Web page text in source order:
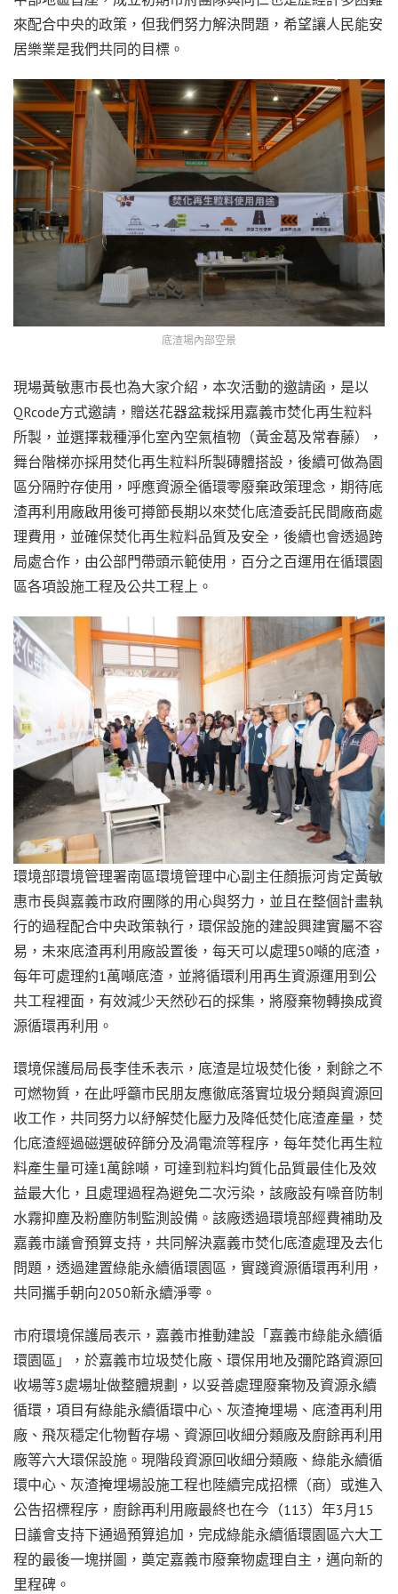
來配合中央的政策，但我們努力解決問題，希望讓人民能安
居樂業是我們共同的目標。
底渣場內部空景
現場黃敏惠市長也為大家介紹，本次活動的邀請函，是以
QRcode方式邀請，贈送花器盆栽採用嘉義市焚化再生粒料
所製，並選擇栽種淨化室內空氣植物（黃金葛及常春藤），
舞台階梯亦採用焚化再生粒料所製磚體搭設，後續可做為園
區分隔貯存使用，呼應資源全循環零廢棄政策理念，期待底
渣再利用廠啟用後可撙節長期以來焚化底渣委託民間廠商處
理費用，並確保焚化再生粒料品質及安全，後續也會透過跨
局處合作，由公部門帶頭示範使用，百分之百運用在循環園
區各項設施工程及公共工程上。
環境部環境管理署南區環境管理中心副主任顏振河肯定黃敏
惠市長與嘉義市政府團隊的用心與努力，並且在整個計畫執
行的過程配合中央政策執行，環保設施的建設興建實屬不容
易，未來底渣再利用廠設置後，每天可以處理50噸的底渣，
每年可處理約1萬噸底渣，並將循環利用再生資源運用到公
共工程裡面，有效減少天然砂石的採集，將廢棄物轉換成資
源循環再利用。
環境保護局局長李佳禾表示，底渣是垃圾焚化後，剩餘之不
可燃物質，在此呼籲市民朋友應徹底落實垃圾分類與資源回
收工作，共同努力以紓解焚化壓力及降低焚化底渣產量，焚
化底渣經過磁選破碎篩分及渦電流等程序，每年焚化再生粒
料產生量可達1萬餘噸，可達到粒料均質化品質最佳化及效
益最大化，且處理過程為避免二次污染，該廠設有噪音防制
水霧抑塵及粉塵防制監測設備。該廠透過環境部經費補助及
嘉義市議會預算支持，共同解決嘉義市焚化底渣處理及去化
問題，透過建置綠能永續循環園區，實踐資源循環再利用，
共同攜手朝向2050新永續淨零。
市府環境保護局表示，嘉義市推動建設「嘉義市綠能永續循
環園區」，於嘉義市垃圾焚化廠、環保用地及彌陀路資源回
收場等3處場址做整體規劃，以妥善處理廢棄物及資源永續
循環，項目有綠能永續循環中心、灰渣掩埋場、底渣再利用
廠、飛灰穩定化物暫存場、資源回收細分類廠及廚餘再利用
廠等六大環保設施。現階段資源回收細分類廠、綠能永續循
環中心、灰渣掩埋場設施工程也陸續完成招標（商）或進入
公告招標程序，廚餘再利用廠最終也在今（113）年3月15
日議會支持下通過預算追加，完成綠能永續循環園區六大工
程的最後一塊拼圖，奠定嘉義市廢棄物處理自主，邁向新的
里程碑。